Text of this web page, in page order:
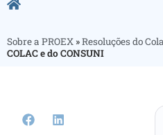
Sobre a PROEX »Resoluções do
COLAC e do CONSUNI